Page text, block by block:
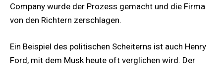
Company wurde der Prozess gemacht und die Firma
von den Richtern zerschlagen.
Ein Beispiel des politischen Scheiterns ist auch Henry
Ford, mit dem Musk heute oft verglichen wird. Der